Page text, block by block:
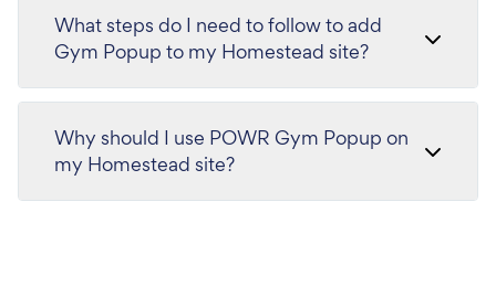
What steps do I need to follow to add
Gym Popup to my Homestead site?
Why should I use POWR Gym Popup on
my Homestead site?